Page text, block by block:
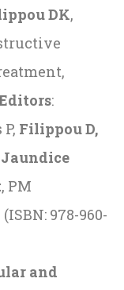
DK,
:
Filippou D,
, PM
978-960-
and